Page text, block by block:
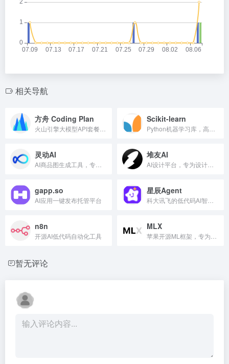
相关导航
方舟 Coding Plan Scikit-learn
灵动AI 堆友AI
gapp.so
AI应用一键发布托管平台
星辰Agent
n8n
开源AI低代码自动化工具
MLX
暂无评论